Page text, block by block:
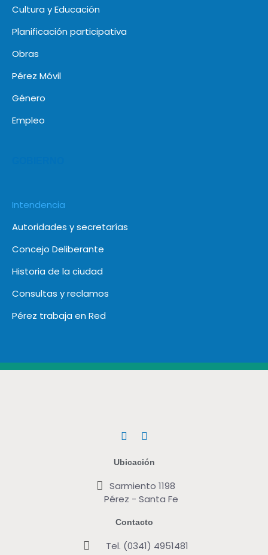
Cultura y Educación
Planificación participativa
Obras
Pérez Móvil
Género
Empleo
Intendencia
Autoridades y secretarías
Concejo Deliberante
Historia de la ciudad
Consultas y reclamos
Pérez trabaja en Red
F
c
e
o
o
T
i
t
e
r
Ubicación
Sarmiento 1198
Pérez - Santa Fe
Contacto
Tel. (0341) 4951481